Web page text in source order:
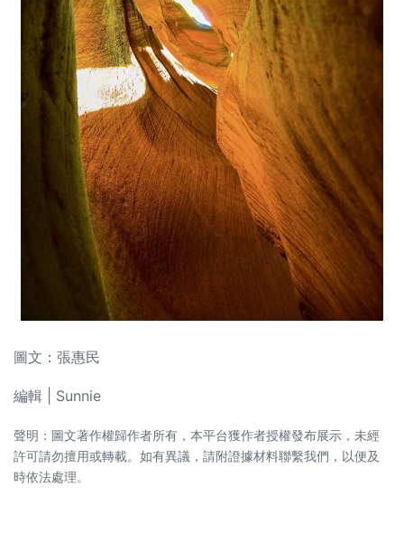
圖文：張惠民
編輯 | Sunnie
聲明：圖文著作權歸作者所有，本平台獲作者授權發布展示，未經
許可請勿擅用或轉載。如有異議，請附證據材料聯繫我們，以便及
時依法處理。